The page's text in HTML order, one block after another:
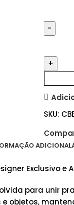
SKU:
ADICIONAL
Exclusivo
para unir
objetos,